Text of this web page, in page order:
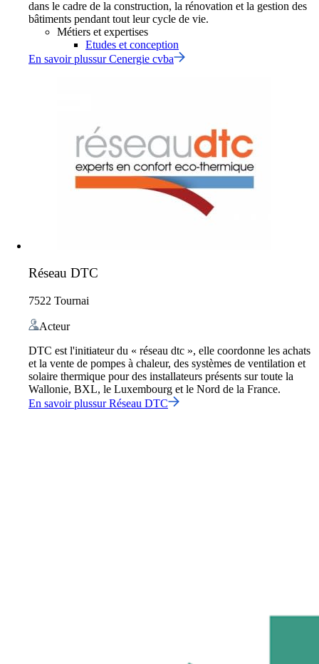
dans le cadre de la construction, la rénovation et la gestion des
bâtiments pendant tout leur cycle de vie.
Métiers et expertises
Etudes et conception
En savoir plussurCenergie cvba
Réseau DTC
7522 Tournai
Acteur
DTC est l'initiateur du « réseau dtc », elle coordonne les achats
et la vente de pompes à chaleur, des systèmes de ventilation et
solaire thermique pour des installateurs présents sur toute la
Wallonie, BXL, le Luxembourg et le Nord de la France.
En savoir plussurRéseau DTC